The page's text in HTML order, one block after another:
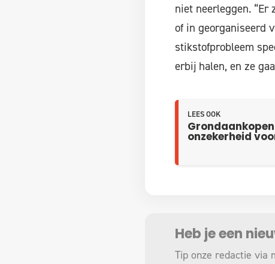
niet neerleggen.
of in georganiseerd
stikstofprobleem
erbij halen, en ze
LEES OOK
onzekerheid
Heb je een
Tip onze redactie via